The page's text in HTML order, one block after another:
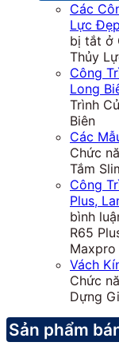
Các
Lực
bị tắt ở
Thủy
Công
Long
Trình
Biên
Các
Chức
Tắm
Công
Plus,
bình
R65
Maxpro
Vách
Chức
Dựng
Sản phẩm